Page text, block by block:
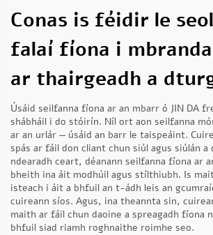
Conas is féidir le
falaí fíona i
ar thairgeadh a
Úsáid seilfanna fíona ar an mbarr ó JIN DA
shábháil i do stóirín. Níl ort aon seilfanna
ar an urlár — úsáid an barr le taispeáint.
spás ar fáil don cliant chun siúl agus siúlán a
ndearadh ceart, déanann seilfanna fíona ar
bheith ina áit modhúil agus stílthiubh. Is
isteach i áit a bhfuil an t-ádh leis an
cuireann síos. Agus, ina theannta sin,
maith ar fáil chun daoine a spreagadh fíona
bhfuil siad riamh roghnaithe roimhe seo.